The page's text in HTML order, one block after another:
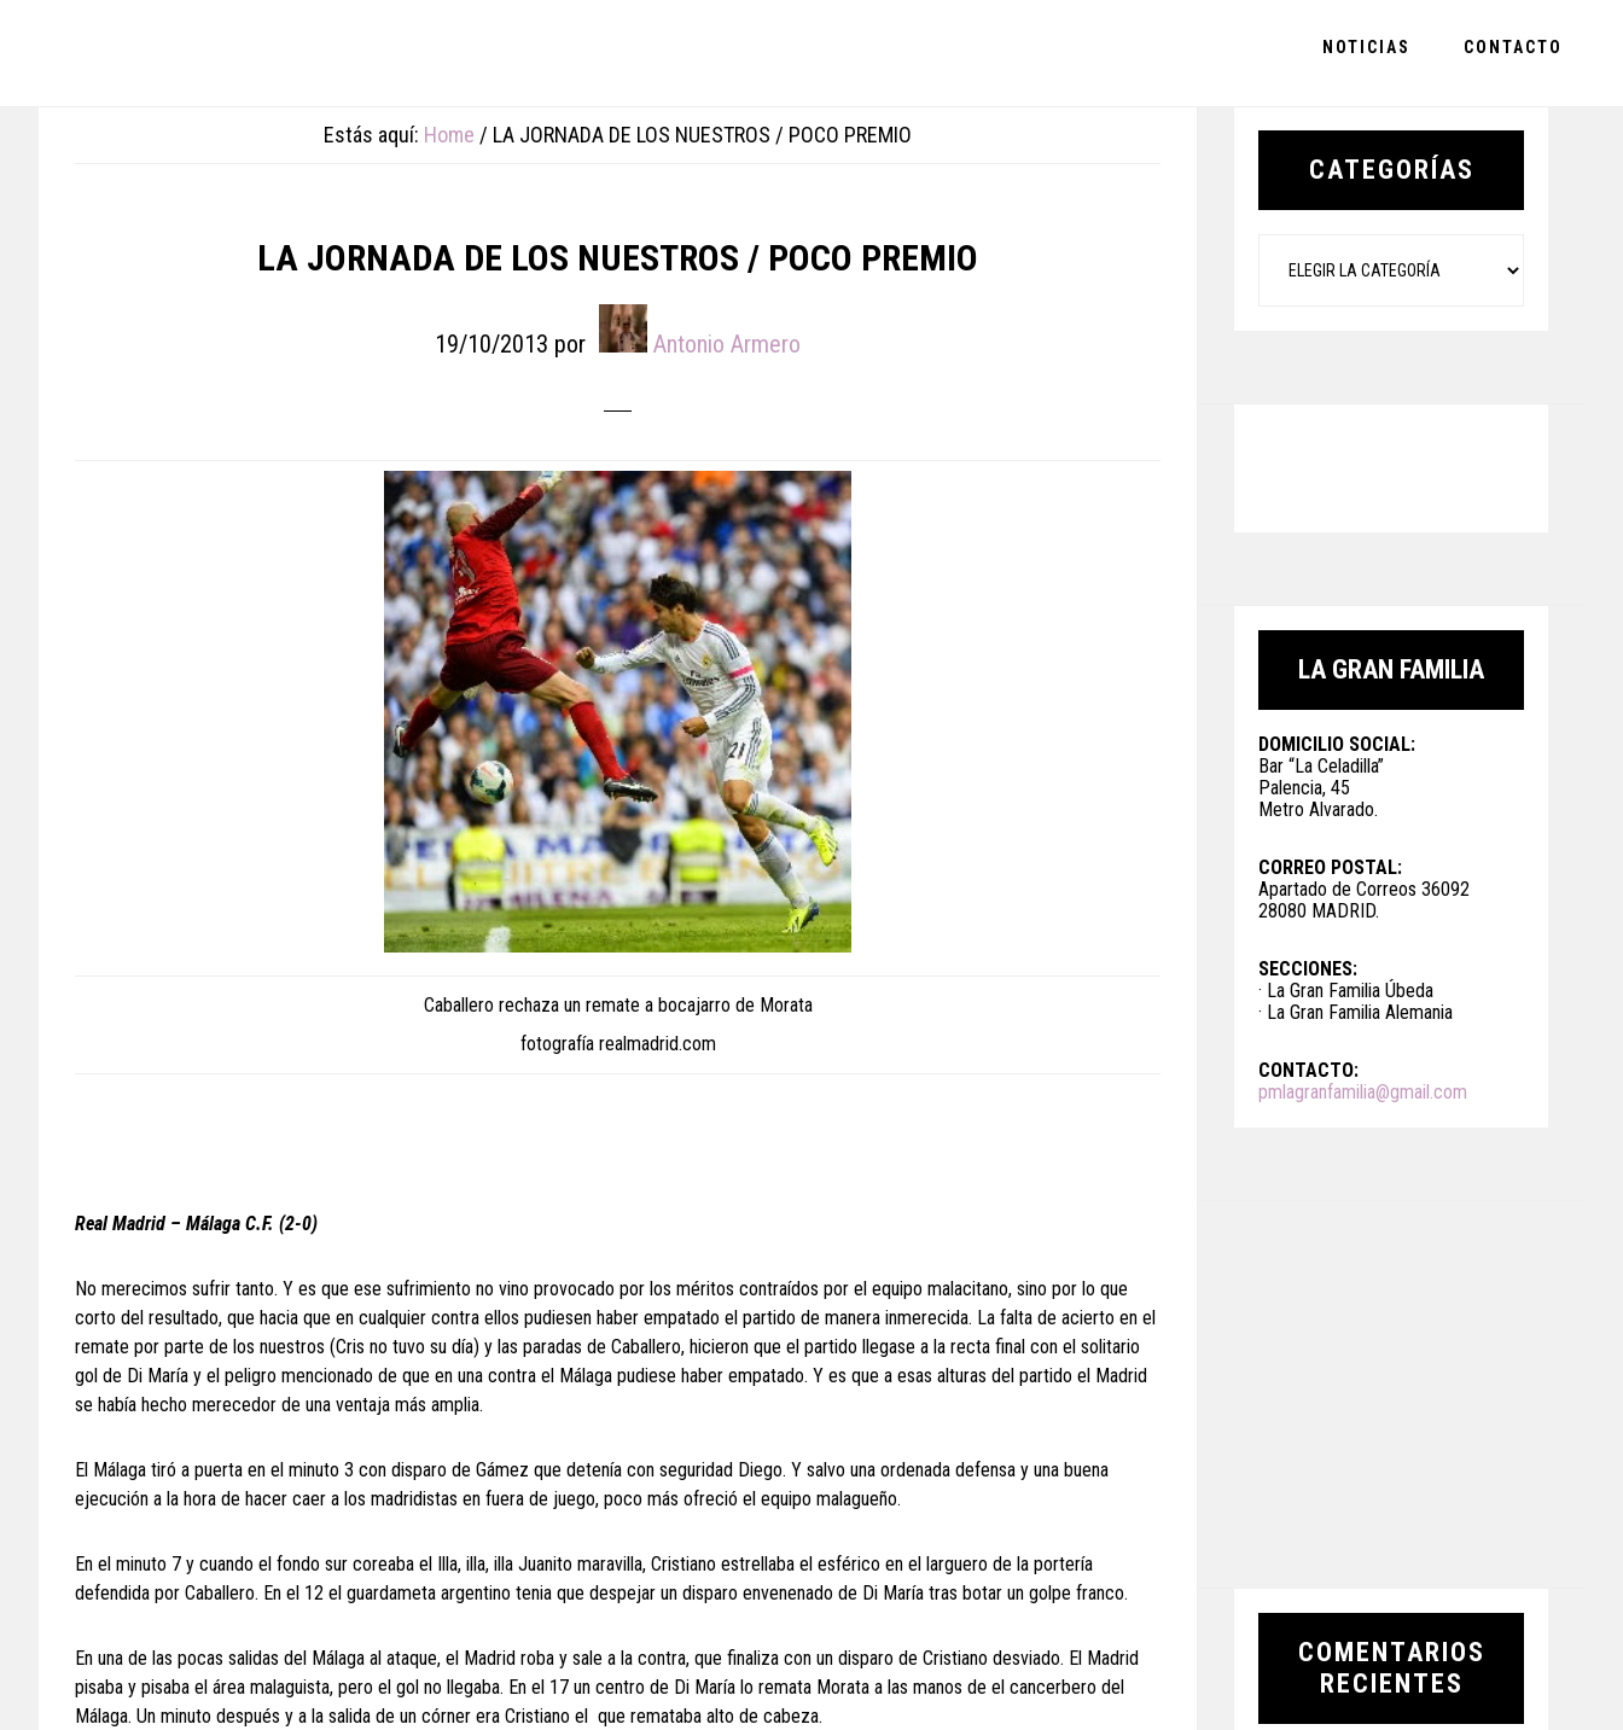
NOTICIAS CONTACTO
Estás aquí: Home / LA JORNADA DE LOS NUESTROS / POCO PREMIO
LA JORNADA DE LOS NUESTROS / POCO PREMIO
19/10/2013 por Antonio Armero
Caballero rechaza un remate a bocajarro de Morata
fotografía realmadrid.com
Real Madrid – Málaga C.F. (2-0)
No merecimos sufrir tanto. Y es que ese sufrimiento no vino provocado por los méritos contraídos por el equipo malacitano, sino por lo que
corto del resultado, que hacia que en cualquier contra ellos pudiesen haber empatado el partido de manera inmerecida. La falta de acierto en el
remate por parte de los nuestros (Cris no tuvo su día) y las paradas de Caballero, hicieron que el partido llegase a la recta final con el solitario
gol de Di María y el peligro mencionado de que en una contra el Málaga pudiese haber empatado. Y es que a esas alturas del partido el Madrid
se había hecho merecedor de una ventaja más amplia.
El Málaga tiró a puerta en el minuto 3 con disparo de Gámez que detenía con seguridad Diego. Y salvo una ordenada defensa y una buena
ejecución a la hora de hacer caer a los madridistas en fuera de juego, poco más ofreció el equipo malagueño.
En el minuto 7 y cuando el fondo sur coreaba el Illa, illa, illa Juanito maravilla, Cristiano estrellaba el esférico en el larguero de la portería
defendida por Caballero. En el 12 el guardameta argentino tenia que despejar un disparo envenenado de Di María tras botar un golpe franco.
En una de las pocas salidas del Málaga al ataque, el Madrid roba y sale a la contra, que finaliza con un disparo de Cristiano desviado. El Madrid
pisaba y pisaba el área malaguista, pero el gol no llegaba. En el 17 un centro de Di María lo remata Morata a las manos de el cancerbero del
Málaga. Un minuto después y a la salida de un córner era Cristiano el que remataba alto de cabeza.
Primary
CATEGORÍAS
LA GRAN FAMILIA
DOMICILIO SOCIAL:
Bar “La Celadilla”
Palencia, 45
Metro Alvarado.
CORREO POSTAL:
Apartado de Correos 36092
28080 MADRID.
SECCIONES:
· La Gran Familia Úbeda
· La Gran Familia Alemania
CONTACTO:
pmlagranfamilia@gmail.com
COMENTARIOS
RECIENTES